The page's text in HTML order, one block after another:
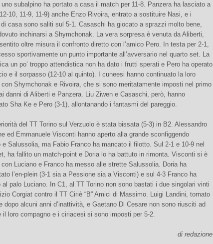
uno subalpino ha portato a casa il match per 11-8. Panzera ha lasciato a
10, 11-9, 11-9) anche Enzo Rivoira, entrato a sostituire Nasi, e i
di casa sono saliti sul 5-1. Casaschi ha giocato a sprazzi molto bene,
inchinarsi a Shymchonak. La vera sorpresa è venuta da Aliberti,
oltre misura il confronto diretto con l’amico Pero. In testa per 2-1,
sportivamente un punto importante all’avversario nel quarto set. La
un po’ troppo attendistica non ha dato i frutti sperati e Pero ha operato
e il sorpasso (12-10 al quinto). I cuneesi hanno continuato la loro
con Shymchonak e Rivoira, che si sono meritatamente imposti nel primo
danni di Aliberti e Panzera. Liu Ziwen e Casaschi, però, hanno
Sha Ke e Pero (3-1), allontanando i fantasmi del pareggio.
del TT Torino sul Verzuolo è stata bissata (5-3) in B2. Alessandro
ed Emmanuele Visconti hanno aperto alla grande sconfiggendo
e Salussolia, ma Fabio Franco ha mancato il filotto. Sul 2-1 e 10-9 nel
ha fallito un match-point e Doria lo ha battuto in rimonta. Visconti si è
con Luciano e Franco ha messo alle strette Salussolia. Doria ha
l’en-plein (3-1 sia a Pessione sia a Visconti) e sul 4-3 Franco ha
al palo Luciano. In C1, al TT Torino non sono bastati i due singolari vinti
Corgiat contro il TT Ciriè “B” Amici di Massimo. Luigi Landini, tornato
dopo alcuni anni d’inattività, e Gaetano Di Cesare non sono riusciti ad
il loro compagno e i ciriacesi si sono imposti per 5-2.
di redazione